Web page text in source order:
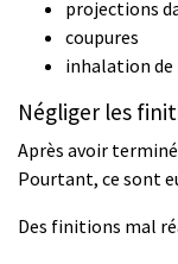
projections
coupures
inhalation de
Négliger les
Après avoir
Pourtant, ce sont
Des finitions mal